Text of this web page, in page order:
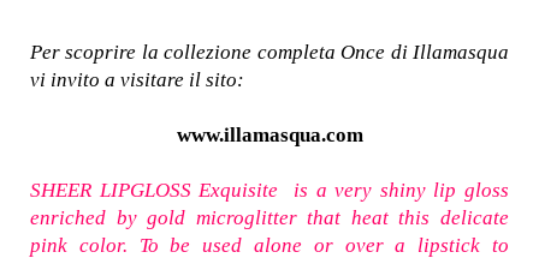
Per scoprire la collezione completa Once di Illamasqua
vi invito a visitare il sito:
www.illamasqua.com
SHEER LIPGLOSS Exquisite is a very shiny lip gloss
enriched by gold microglitter that heat this delicate
pink color. To be used alone or over a lipstick to